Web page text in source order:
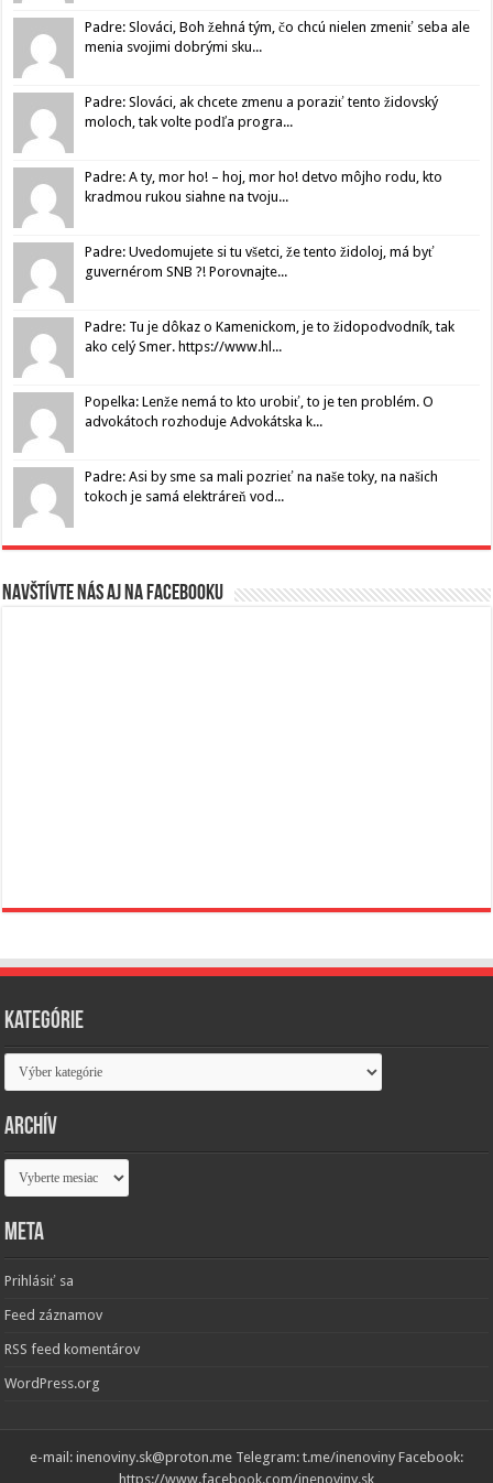
Padre: Slováci, Boh žehná tým, čo chcú nielen zmeniť seba ale
menia svojimi dobrými sku...
Padre: Slováci, ak chcete zmenu a poraziť tento židovský
moloch, tak volte podľa progra...
Padre: A ty, mor ho! – hoj, mor ho! detvo môjho rodu, kto
kradmou rukou siahne na tvoju...
Padre: Uvedomujete si tu všetci, že tento židoloj, má byť
guvernérom SNB ?! Porovnajte...
Padre: Tu je dôkaz o Kamenickom, je to židopodvodník, tak
ako celý Smer. https://www.hl...
Popelka: Lenže nemá to kto urobiť, to je ten problém. O
advokátoch rozhoduje Advokátska k...
Padre: Asi by sme sa mali pozrieť na naše toky, na našich
tokoch je samá elektráreň vod...
Navštívte nás aj na Facebooku
Kategórie
Kategórie
Archív
Archív
Meta
Prihlásiť sa
Feed záznamov
RSS feed komentárov
WordPress.org
e-mail: inenoviny.sk@proton.me Telegram: t.me/inenoviny Facebook:
https://www.facebook.com/inenoviny.sk